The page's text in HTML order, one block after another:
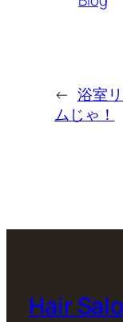
← 浴室
ムじゃ！
Hair